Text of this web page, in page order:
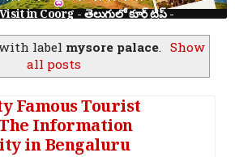
label mysore palace. Show
all posts
Famous Tourist
Information
in Bengaluru